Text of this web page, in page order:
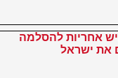
אחריות להסלמה
את ישראל